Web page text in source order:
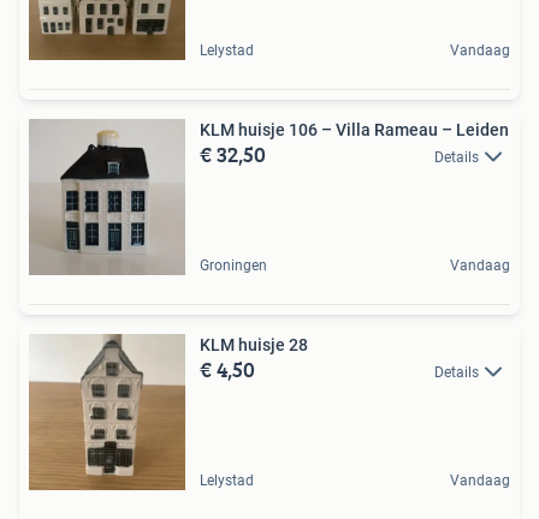
Lelystad Vandaag
KLM huisje 106 – Villa Rameau – Leiden
€ 32,50 Details
Groningen Vandaag
KLM huisje 28
€ 4,50 Details
Lelystad Vandaag